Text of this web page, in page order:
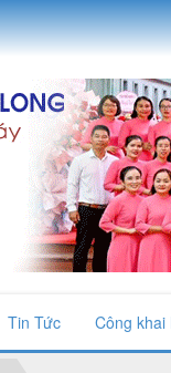
Tin Tức Công khai